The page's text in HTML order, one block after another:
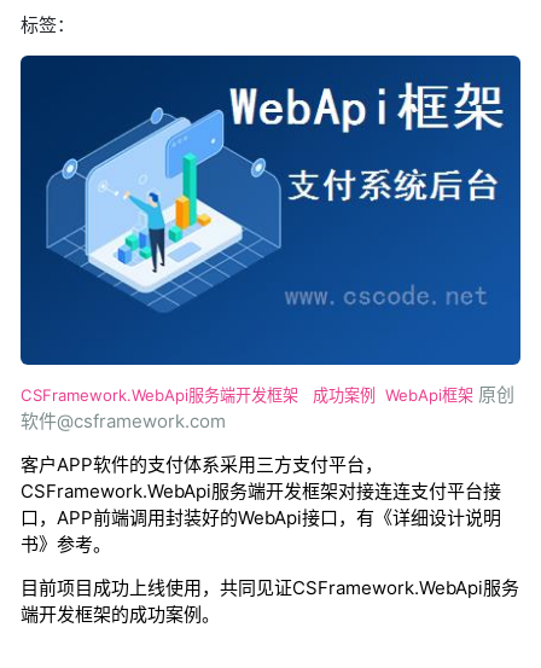
标签：
CSFramework.WebApi服务端开发框架 成功案例 WebApi框架 原创
软件@csframework.com
客户APP软件的支付体系采用三方支付平台，
CSFramework.WebApi服务端开发框架对接连连支付平台接
口，APP前端调用封装好的WebApi接口，有《详细设计说明
书》参考。
目前项目成功上线使用，共同见证CSFramework.WebApi服务
端开发框架的成功案例。